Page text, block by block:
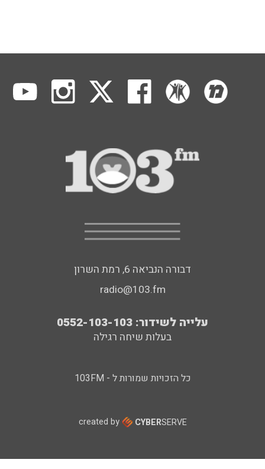
דבורה הנביאה 6, רמת השרון
radio@103.fm
עלייה לשידור: 0552-103-103
בעלות שיחה רגילה
כל הזכויות שמורות ל - 103FM
created by CYBERSERVE